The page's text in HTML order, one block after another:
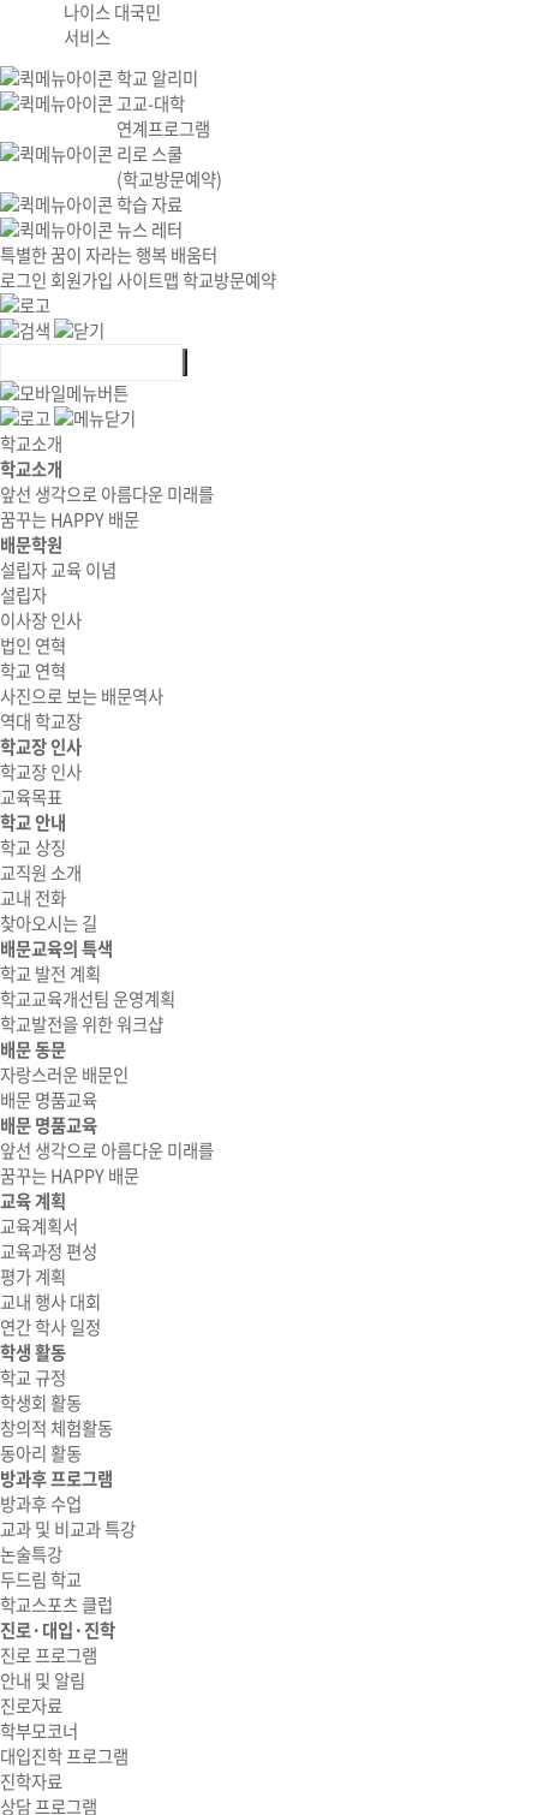
나이스 대국민
서비스
학교 알리미
고교-대학
연계프로그램
리로 스쿨
(학교방문예약)
학습 자료
뉴스 레터
특별한 꿈이 자라는 행복 배움터
로그인 회원가입사이트맵학교방문예약
학교소개
학교소개
앞선 생각으로 아름다운 미래를
꿈꾸는 HAPPY 배문
배문학원
설립자 교육 이념
설립자
이사장 인사
법인 연혁
학교 연혁
사진으로 보는 배문역사
역대 학교장
학교장 인사
학교장 인사
교육목표
학교 안내
학교 상징
교직원 소개
교내 전화
찾아오시는 길
배문교육의 특색
학교 발전 계획
학교교육개선팀 운영계획
학교발전을 위한 워크샵
배문 동문
자랑스러운 배문인
배문 명품교육
배문 명품교육
앞선 생각으로 아름다운 미래를
꿈꾸는 HAPPY 배문
교육 계획
교육계획서
교육과정 편성
평가 계획
교내 행사 대회
연간 학사 일정
학생 활동
학교 규정
학생회 활동
창의적 체험활동
동아리 활동
방과후 프로그램
방과후 수업
교과 및 비교과 특강
논술특강
두드림 학교
학교스포츠 클럽
진로·대입·진학
진로 프로그램
안내 및 알림
진로자료
학부모코너
대입진학 프로그램
진학자료
상담 프로그램